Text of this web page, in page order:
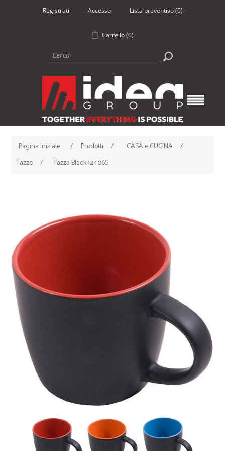
Registrati Accesso Lista preventivo (0)
Carrello (0)
Pagina iniziale / Prodotti / CASA e CUCINA
/
Tazze
/ Tazza Black 12406S